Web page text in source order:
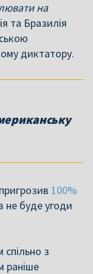
на
та Бразилія
диктатору.
100%
не буде угоди
спільно з
раніше